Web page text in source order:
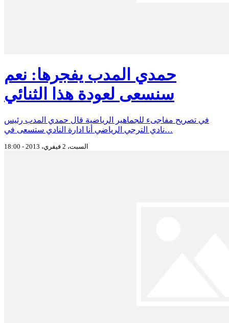
حمدي المدب يفجرها: نعم
سنسعى لعودة هذا الثنائي
في تصريح مفاجىء للجماهير الرياضية قال حمدي المدب رئيس
نادي الترجي الرياضي أنا ادارة النادي ستسعى في…
السبت، 2 فيفري، 2013 - 18:00